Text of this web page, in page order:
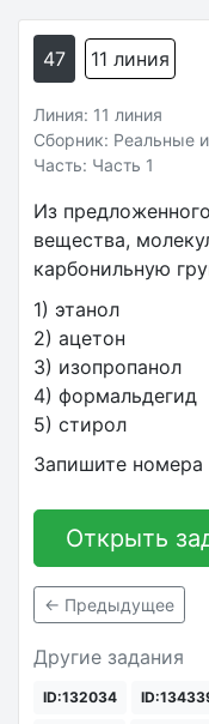
47 11 линия
Линия: 11 линия
Сборник: Реальные
Часть: Часть 1
Из
вещества,
карбонильную
1) этанол
2) ацетон
3) изопропанол
4) формальдегид
5) стирол
Запишите номера
Открыть
← Предыдущее
Другие задания
ID:132034